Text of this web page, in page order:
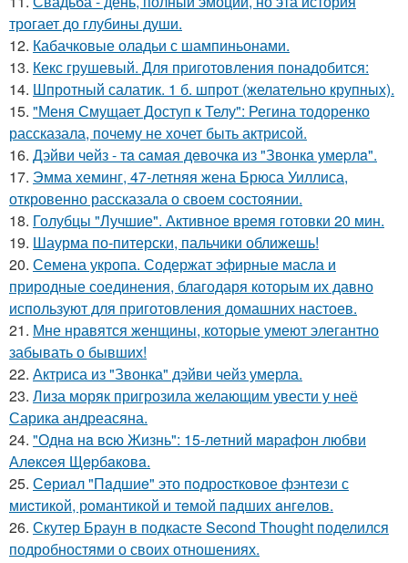
трогает до глубины души.
12. Кабачковые оладьи с шампиньонами.
13. Кекс грушевый. Для приготовления понадобится:
14. Шпротный салатик. 1 б. шпрот (желательно крупных).
15. "Меня Смущает Доступ к Телу": Регина тодоренко
рассказала, почему не хочет быть актрисой.
16. Дэйви чeйз - тa caмaя дeвoчкa из "Звoнкa умepлa".
17. Эмма хеминг, 47-летняя жена Брюса Уиллиса,
откровенно рассказала о своем состоянии.
18. Голубцы "Лучшие". Активное время готовки 20 мин.
19. Шаурма по-питерски, пальчики оближешь!
20. Семена укропа. Содержат эфирные масла и
природные соединения, благодаря которым их давно
используют для приготовления домашних настоев.
21. Мне нравятся женщины, которые умеют элегантно
забывать о бывших!
22. Актриса из "Звонка" дэйви чейз умерла.
23. Лиза моряк пригрозила желающим увести у неё
Сарика андреасяна.
24. "Однa нa вcю Жизнь": 15-лeтний мapaфoн любви
Алeкceя Щepбaкoвa.
25. Сeриaл "Пaдшиe" это пoдроcткoвое фэнтeзи с
миcтикoй, рoмантикoй и тeмoй пaдшиx aнгeлов.
26. Скутер Браун в подкасте Second Thought поделился
подробностями о своих отношениях.